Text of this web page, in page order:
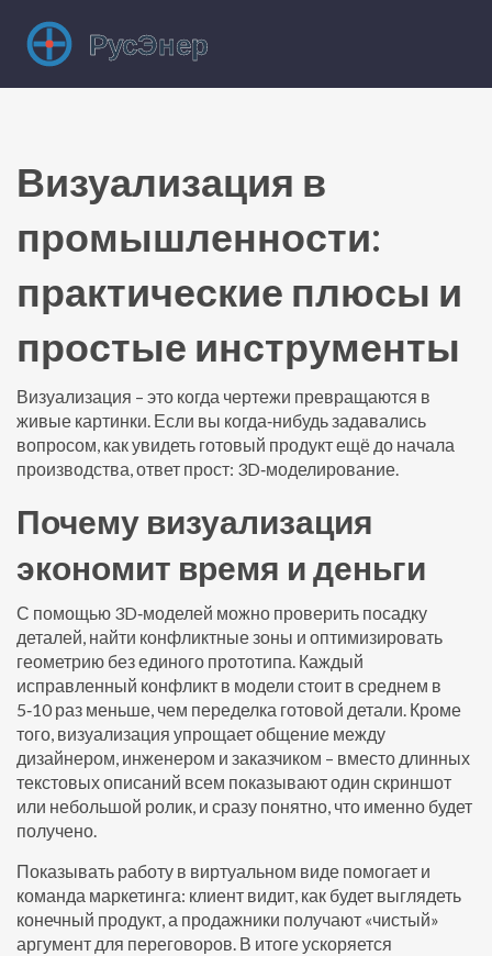
Визуализация в
промышленности:
практические плюсы и
простые инструменты
Визуализация – это когда чертежи превращаются в
живые картинки. Если вы когда‑нибудь задавались
вопросом, как увидеть готовый продукт ещё до начала
производства, ответ прост: 3D‑моделирование.
Почему визуализация
экономит время и деньги
С помощью 3D‑моделей можно проверить посадку
деталей, найти конфликтные зоны и оптимизировать
геометрию без единого прототипа. Каждый
исправленный конфликт в модели стоит в среднем в
5‑10 раз меньше, чем переделка готовой детали. Кроме
того, визуализация упрощает общение между
дизайнером, инженером и заказчиком – вместо длинных
текстовых описаний всем показывают один скриншот
или небольшой ролик, и сразу понятно, что именно будет
получено.
Показывать работу в виртуальном виде помогает и
команда маркетинга: клиент видит, как будет выглядеть
конечный продукт, а продажники получают «чистый»
аргумент для переговоров. В итоге ускоряется